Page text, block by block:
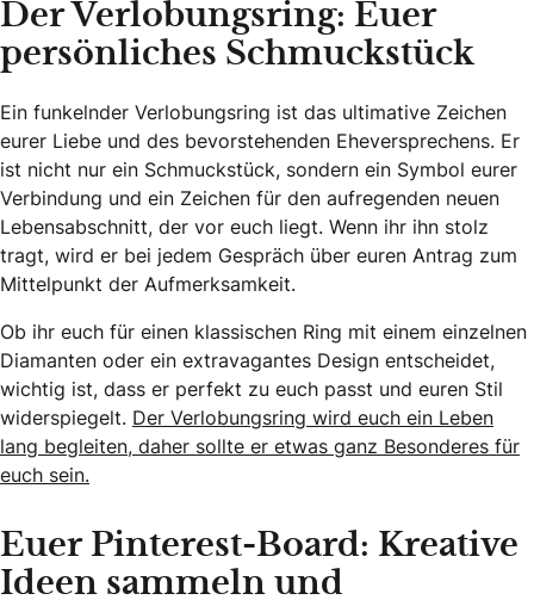
Der Verlobungsring: Euer
persönliches Schmuckstück
Ein funkelnder Verlobungsring ist das ultimative Zeichen
eurer Liebe und des bevorstehenden Eheversprechens. Er
ist nicht nur ein Schmuckstück, sondern ein Symbol eurer
Verbindung und ein Zeichen für den aufregenden neuen
Lebensabschnitt, der vor euch liegt. Wenn ihr ihn stolz
tragt, wird er bei jedem Gespräch über euren Antrag zum
Mittelpunkt der Aufmerksamkeit.
Ob ihr euch für einen klassischen Ring mit einem einzelnen
Diamanten oder ein extravagantes Design entscheidet,
wichtig ist, dass er perfekt zu euch passt und euren Stil
widerspiegelt. Der Verlobungsring wird euch ein Leben
lang begleiten, daher sollte er etwas ganz Besonderes für
euch sein.
Euer Pinterest-Board: Kreative
Ideen sammeln und